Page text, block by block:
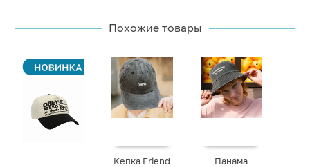
Похожие товары
Кепка Friend
Панама